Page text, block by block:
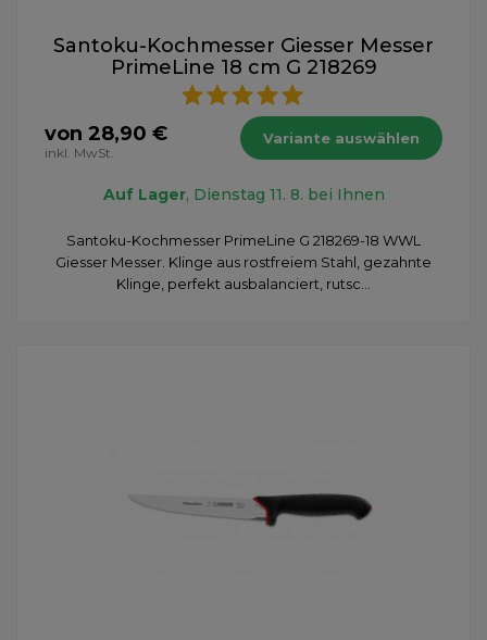
Santoku-Kochmesser Giesser Messer
PrimeLine 18 cm G 218269
von 28,90 €
inkl. MwSt.
Variante auswählen
Auf Lager, Dienstag 11. 8. bei Ihnen
Santoku-Kochmesser PrimeLine G 218269-18 WWL
Giesser Messer. Klinge aus rostfreiem Stahl, gezahnte
Klinge, perfekt ausbalanciert, rutsc...